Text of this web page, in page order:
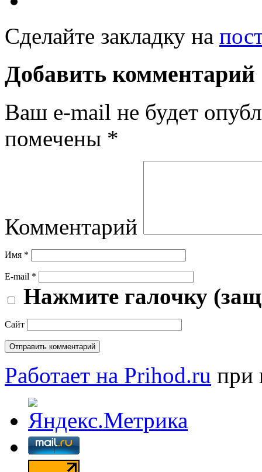
Сделайте закладку на
Добавить комментарий
Ваш e-mail не будет
помечены *
Комментарий
Имя *
E-mail *
Нажмите галочку
Сайт
Работает на Prihod.ru при